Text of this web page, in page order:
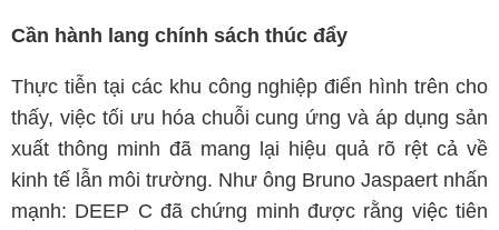
Cần hành lang chính sách thúc đẩy
Thực tiễn tại các khu công nghiệp điển hình trên cho
thấy, việc tối ưu hóa chuỗi cung ứng và áp dụng sản
xuất thông minh đã mang lại hiệu quả rõ rệt cả về
kinh tế lẫn môi trường. Như ông Bruno Jaspaert nhấn
mạnh: DEEP C đã chứng minh được rằng việc tiên